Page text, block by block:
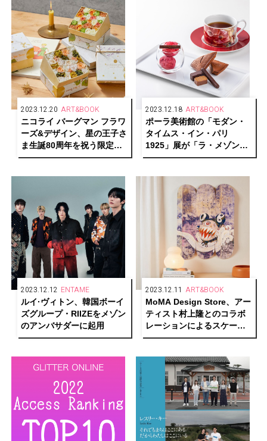
2023.12.20 ART&BOOK
ニコライ バーグマン フラワ
ーズ&デザイン、星の王子さ
ま生誕80周年を祝う限定フ
ラワーボックスを発売
2023.12.18 ART&BOOK
ポーラ美術館の「モダン・
タイムス・イン・パリ
1925」展が「ラ・メゾン・
デュ・ショコラ」とコラボ
2023.12.12 ENTAME
ルイ·ヴィトン、韓国ボーイ
ズグループ・RIIZEをメゾン
のアンバサダーに起用
2023.12.11 ART&BOOK
MoMA Design Store、アー
ティスト村上隆とのコラボ
レーションによるスケート
ボードを限定発売